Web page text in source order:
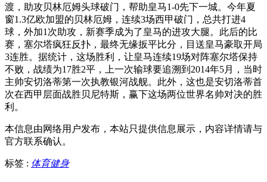
渡，助攻贝林厄姆头球破门，帮助皇马1-0先下一城。今年夏
窗1.3亿欧加盟的贝林厄姆，连续3场西甲破门，总共打进4
球，外加1次助攻，新赛季成为了皇马的进攻大腿。此后的比
赛，塞尔塔疯狂反扑，最终无缘扳平比分，目送皇马豪取开局
3连胜。据统计，这场胜利，让皇马连续19场对阵塞尔塔保持
不败，战绩为17胜2平，上一次输球要追溯到2014年5月，当时
主帅安切洛蒂第一次执教银河战舰。此外，这也是安切洛蒂首
次在西甲层面战胜贝尼特斯，赢下这场两位世界名帅对决的胜
利。
本信息由网络用户发布， 本站只提供信息展示，内容详情请与
官方联系确认。
标签 : 体育健身